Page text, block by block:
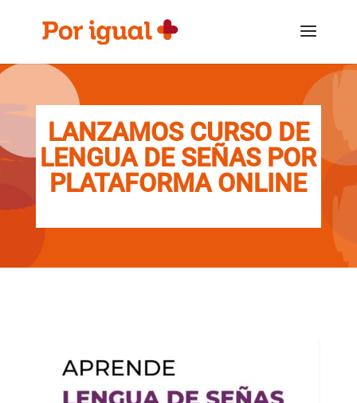
contenido
navegación
LANZAMOS CURSO DE
LENGUA DE SEÑAS POR
PLATAFORMA ONLINE